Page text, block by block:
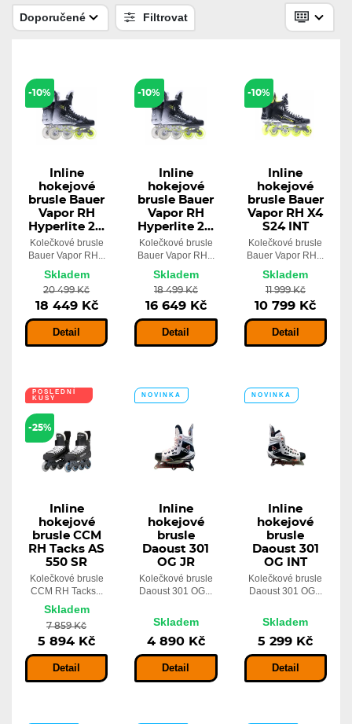
Skladem 3 999 Kč
Inline hokejové brusle Bauer RH
RSX SR
Skladem 5 199 Kč
Doporučené Filtrovat
-10%
Inline
hokejové
brusle Bauer
Vapor RH
Hyperlite 2...
Kolečkové brusle
Bauer Vapor RH...
Skladem
20 499 Kč
18 449 Kč
Detail
-10%
Inline
hokejové
brusle Bauer
Vapor RH
Hyperlite 2...
Kolečkové brusle
Bauer Vapor RH...
Skladem
18 499 Kč
16 649 Kč
Detail
-10%
Inline
hokejové
brusle Bauer
Vapor RH X4
S24 INT
Kolečkové brusle
Bauer Vapor RH...
Skladem
11 999 Kč
10 799 Kč
Detail
POSLEDNÍ
KUSY
-25%
Inline
hokejové
brusle CCM
RH Tacks AS
550 SR
Kolečkové brusle
CCM RH Tacks...
Skladem
7 859 Kč
5 894 Kč
Detail
NOVINKA
Inline
hokejové
brusle
Daoust 301
OG JR
Kolečkové brusle
Daoust 301 OG...
Skladem
4 890 Kč
Detail
NOVINKA
Inline
hokejové
brusle
Daoust 301
OG INT
Kolečkové brusle
Daoust 301 OG...
Skladem
5 299 Kč
Detail